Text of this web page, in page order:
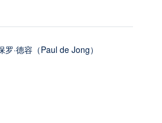
罗·德容（Paul de Jong）